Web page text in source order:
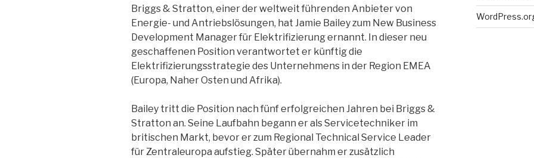
Briggs & Stratton, einer der weltweit führenden Anbieter von
Energie- und Antriebslösungen, hat Jamie Bailey zum New Business
Development Manager für Elektrifizierung ernannt. In dieser neu
geschaffenen Position verantwortet er künftig die
Elektrifizierungsstrategie des Unternehmens in der Region EMEA
(Europa, Naher Osten und Afrika).
Bailey tritt die Position nach fünf erfolgreichen Jahren bei Briggs &
Stratton an. Seine Laufbahn begann er als Servicetechniker im
britischen Markt, bevor er zum Regional Technical Service Leader
für Zentraleuropa aufstieg. Später übernahm er zusätzlich